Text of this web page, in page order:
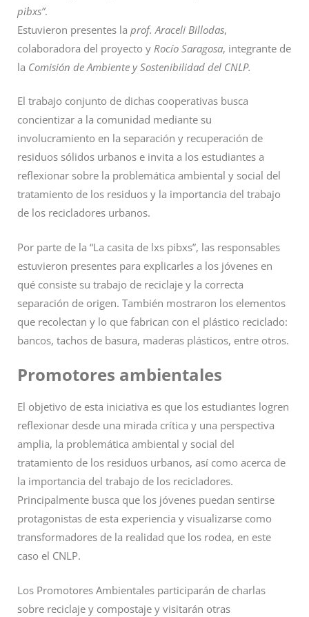
pibxs”.
Estuvieron presentes la prof. Araceli Billodas,
colaboradora del proyecto y Rocío Saragosa, integrante de
la Comisión de Ambiente y Sostenibilidad del CNLP.
El trabajo conjunto de dichas cooperativas busca
concientizar a la comunidad mediante su
involucramiento en la separación y recuperación de
residuos sólidos urbanos e invita a los estudiantes a
reflexionar sobre la problemática ambiental y social del
tratamiento de los residuos y la importancia del trabajo
de los recicladores urbanos.
Por parte de la “La casita de lxs pibxs”, las responsables
estuvieron presentes para explicarles a los jóvenes en
qué consiste su trabajo de reciclaje y la correcta
separación de origen. También mostraron los elementos
que recolectan y lo que fabrican con el plástico reciclado:
bancos, tachos de basura, maderas plásticos, entre otros.
Promotores ambientales
El objetivo de esta iniciativa es que los estudiantes logren
reflexionar desde una mirada crítica y una perspectiva
amplia, la problemática ambiental y social del
tratamiento de los residuos urbanos, así como acerca de
la importancia del trabajo de los recicladores.
Principalmente busca que los jóvenes puedan sentirse
protagonistas de esta experiencia y visualizarse como
transformadores de la realidad que los rodea, en este
caso el CNLP.
Los Promotores Ambientales participarán de charlas
sobre reciclaje y compostaje y visitarán otras